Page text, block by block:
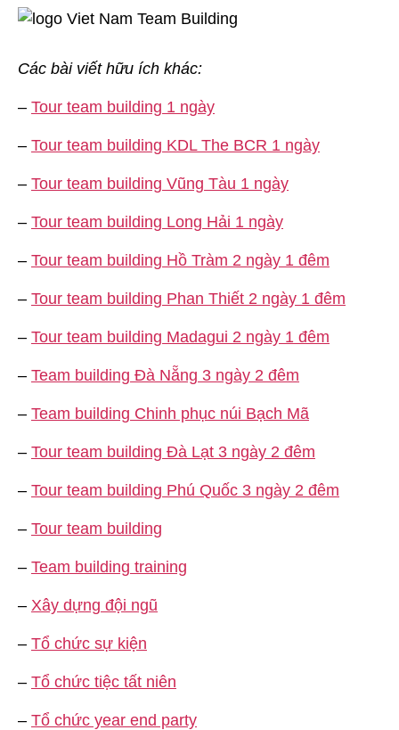
Các bài viết hữu ích khác:
– Tour team building 1 ngày
– Tour team building KDL The BCR 1 ngày
– Tour team building Vũng Tàu 1 ngày
– Tour team building Long Hải 1 ngày
– Tour team building Hồ Tràm 2 ngày 1 đêm
– Tour team building Phan Thiết 2 ngày 1 đêm
– Tour team building Madagui 2 ngày 1 đêm
– Team building Đà Nẵng 3 ngày 2 đêm
– Team building Chinh phục núi Bạch Mã
– Tour team building Đà Lạt 3 ngày 2 đêm
– Tour team building Phú Quốc 3 ngày 2 đêm
– Tour team building
– Team building training
– Xây dựng đội ngũ
– Tổ chức sự kiện
– Tổ chức tiệc tất niên
– Tổ chức year end party